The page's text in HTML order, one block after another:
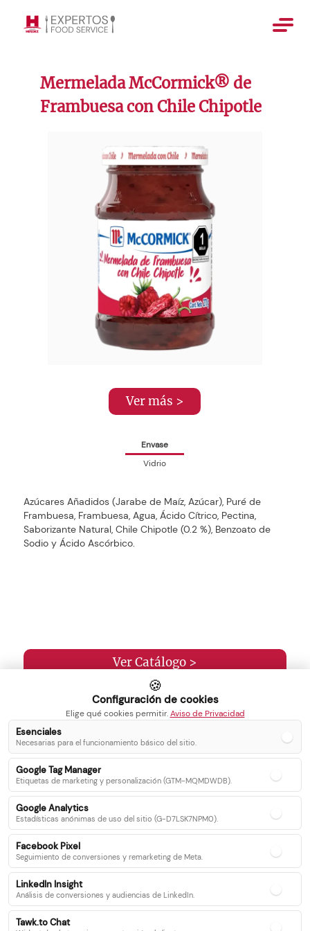
Mermelada McCormick® de
Frambuesa con Chile Chipotle
Ver más >
Envase
Vidrio
Azúcares Añadidos (Jarabe de Maíz, Azúcar), Puré de
Frambuesa, Frambuesa, Agua, Ácido Cítrico, Pectina,
Saborizante Natural, Chile Chipotle (0.2 %), Benzoato de
Sodio y Ácido Ascórbico.
Ver Catálogo >
Inicio
Servicios
Catálogo
Recetas
Blog
Contacto
Síguenos en nuestras redes sociales
Facebook Instagram
Youtube WhatsApp
🍪
Configuración de cookies
Elige qué cookies permitir. Aviso de Privacidad
Esenciales
Necesarias para el funcionamiento básico del sitio.
Google Tag Manager
Etiquetas de marketing y personalización (GTM-MQMDWDB).
Google Analytics
Estadísticas anónimas de uso del sitio (G-D7LSK7NPM0).
Facebook Pixel
Seguimiento de conversiones y remarketing de Meta.
LinkedIn Insight
Análisis de conversiones y audiencias de LinkedIn.
Tawk.to Chat